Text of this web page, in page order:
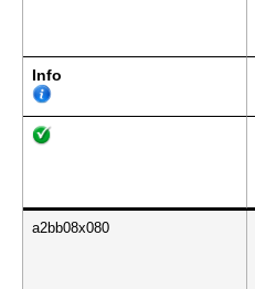
Info
a2bb08x080